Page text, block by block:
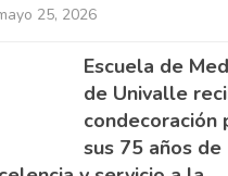
25, 2026
Escuela de
de Univalle
condecoración
sus 75 años de